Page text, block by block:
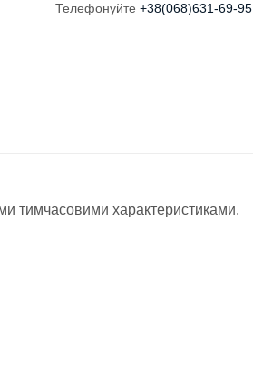
Телефонуйте+38(068)631-69-95
тимчасовими характеристиками.